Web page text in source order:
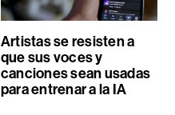
Artistas se resisten a
que sus voces y
canciones sean usadas
para entrenar a la IA